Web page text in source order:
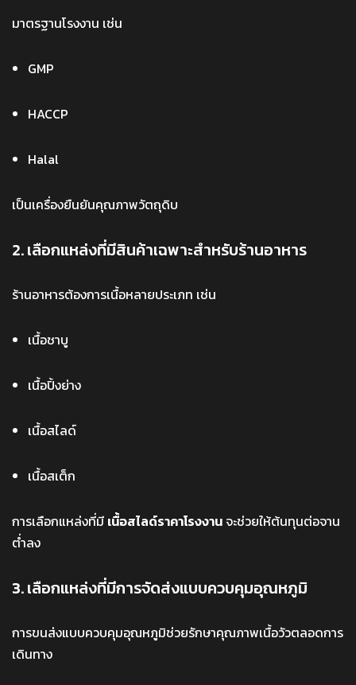
มาตรฐานโรงงาน เช่น
GMP
HACCP
Halal
เป็นเครื่องยืนยันคุณภาพวัตถุดิบ
2. เลือกแหล่งที่มีสินค้าเฉพาะสำหรับร้านอาหาร
ร้านอาหารต้องการเนื้อหลายประเภท เช่น
เนื้อชาบู
เนื้อปิ้งย่าง
เนื้อสไลด์
เนื้อสเต็ก
การเลือกแหล่งที่มี เนื้อสไลด์ราคาโรงงานจะช่วยให้ต้นทุนต่อจาน
ต่ำลง
3. เลือกแหล่งที่มีการจัดส่งแบบควบคุมอุณหภูมิ
การขนส่งแบบควบคุมอุณหภูมิช่วยรักษาคุณภาพเนื้อวัวตลอดการ
เดินทาง